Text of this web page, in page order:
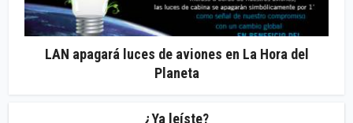
LAN apagará luces de aviones en La Hora del
Planeta
¿Ya leíste?